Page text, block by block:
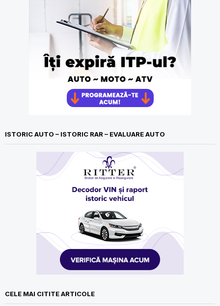
ISTORIC AUTO – ISTORIC RAR – EVALUARE AUTO
CELE MAI CITITE ARTICOLE